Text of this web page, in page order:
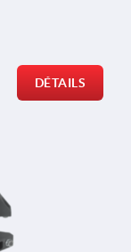
DÉTAILS